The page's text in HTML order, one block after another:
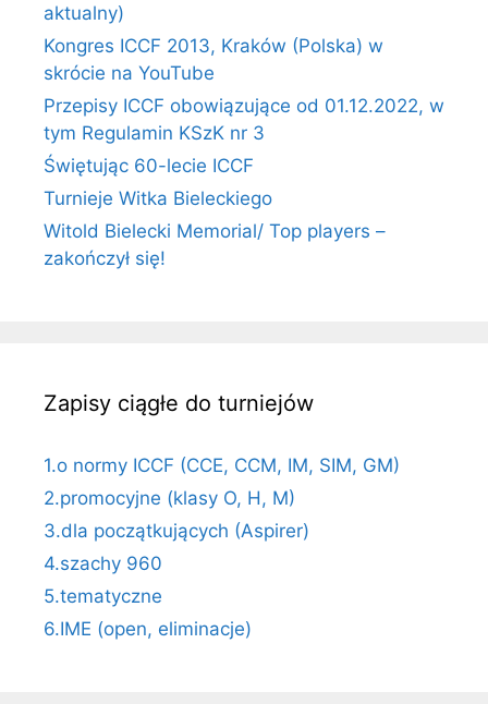
aktualny)
Kongres ICCF 2013, Kraków (Polska) w
skrócie na YouTube
Przepisy ICCF obowiązujące od 01.12.2022, w
tym Regulamin KSzK nr 3
Świętując 60-lecie ICCF
Turnieje Witka Bieleckiego
Witold Bielecki Memorial/ Top players –
zakończył się!
Zapisy ciągłe do turniejów
1.o normy ICCF (CCE, CCM, IM, SIM, GM)
2.promocyjne (klasy O, H, M)
3.dla początkujących (Aspirer)
4.szachy 960
5.tematyczne
6.IME (open, eliminacje)